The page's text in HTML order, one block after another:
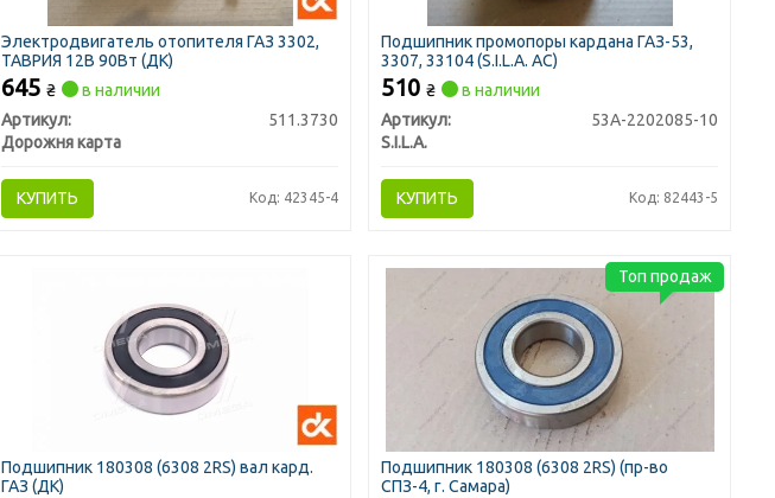
Электродвигатель отопителя ГАЗ 3302,
ТАВРИЯ 12В 90Вт (ДК)
645₴
в наличии
Артикул:
511.3730
Дорожня карта
КУПИТЬ Код: 42345-4
Подшипник промопоры кардана ГАЗ-53,
3307, 33104 (S.I.L.A. AC)
510₴
в наличии
Артикул:
53А-2202085-10
S.I.L.A.
КУПИТЬ Код: 82443-5
Подшипник 180308 (6308 2RS) вал кард.
ГАЗ (ДК)
Подшипник 180308 (6308 2RS) (пр-во
СПЗ-4, г. Самара)
Топ продаж